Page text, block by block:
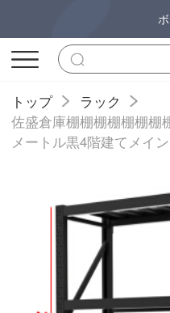
トップ
ラック
佐盛倉庫棚棚棚棚棚棚棚
メートル黒4階建てメイ